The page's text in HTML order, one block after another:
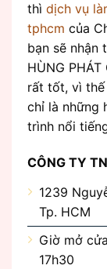
thì dịch vụ
tphcm của
bạn sẽ nhận
HÙNG
rất tốt, vì thế
chỉ là những
trình nổi
CÔNG TY
1239
Tp. HCM
Giờ mở
17h30